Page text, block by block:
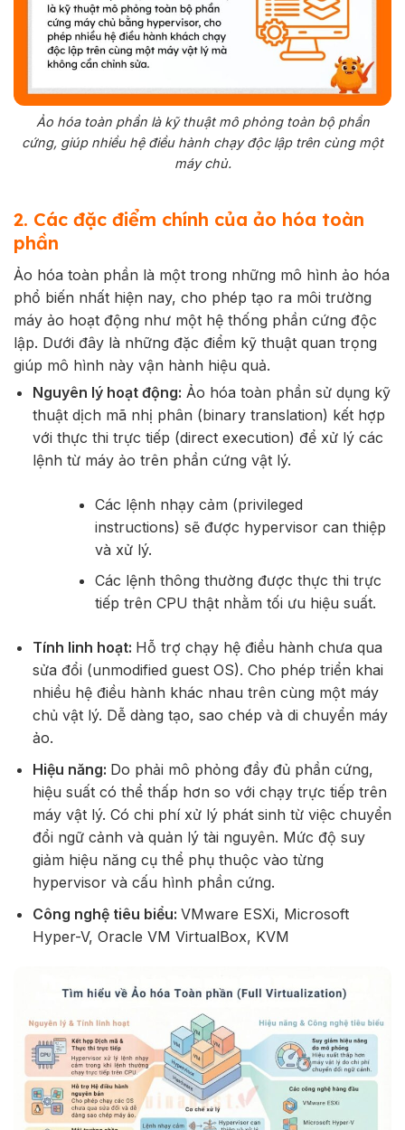
Ảo hóa toàn phần là kỹ thuật mô phỏng toàn bộ phần
cứng, giúp nhiều hệ điều hành chạy độc lập trên cùng một
máy chủ.
2. Các đặc điểm chính của ảo hóa toàn
phần
Ảo hóa toàn phần là một trong những mô hình ảo hóa
phổ biến nhất hiện nay, cho phép tạo ra môi trường
máy ảo hoạt động như một hệ thống phần cứng độc
lập. Dưới đây là những đặc điểm kỹ thuật quan trọng
giúp mô hình này vận hành hiệu quả.
Nguyên lý hoạt động: Ảo hóa toàn phần sử dụng kỹ
thuật dịch mã nhị phân (binary translation) kết hợp
với thực thi trực tiếp (direct execution) để xử lý các
lệnh từ máy ảo trên phần cứng vật lý.
Các lệnh nhạy cảm (privileged
instructions) sẽ được hypervisor can thiệp
và xử lý.
Các lệnh thông thường được thực thi trực
tiếp trên CPU thật nhằm tối ưu hiệu suất.
Tính linh hoạt: Hỗ trợ chạy hệ điều hành chưa qua
sửa đổi (unmodified guest OS). Cho phép triển khai
nhiều hệ điều hành khác nhau trên cùng một máy
chủ vật lý. Dễ dàng tạo, sao chép và di chuyển máy
ảo.
Hiệu năng: Do phải mô phỏng đầy đủ phần cứng,
hiệu suất có thể thấp hơn so với chạy trực tiếp trên
máy vật lý. Có chi phí xử lý phát sinh từ việc chuyển
đổi ngữ cảnh và quản lý tài nguyên. Mức độ suy
giảm hiệu năng cụ thể phụ thuộc vào từng
hypervisor và cấu hình phần cứng.
Công nghệ tiêu biểu: VMware ESXi, Microsoft
Hyper-V, Oracle VM VirtualBox, KVM